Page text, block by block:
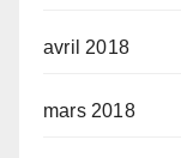
avril 2018
mars 2018